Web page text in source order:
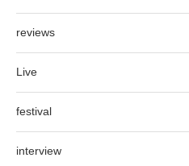
reviews
Live
festival
interview